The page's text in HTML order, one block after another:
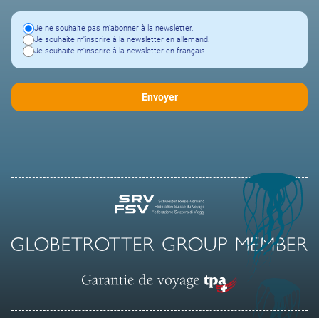
Je ne souhaite pas m'abonner à la newsletter.
Je souhaite m'inscrire à la newsletter en allemand.
Je souhaite m'inscrire à la newsletter en français.